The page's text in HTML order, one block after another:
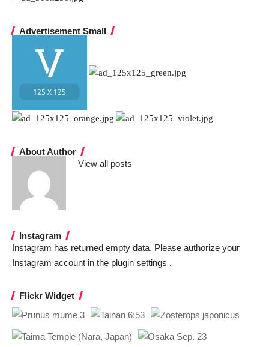
Advertisement Small
About Author
View all posts
Instagram
Instagram has returned empty data. Please authorize your
Instagram account in the plugin settings .
Flickr Widget